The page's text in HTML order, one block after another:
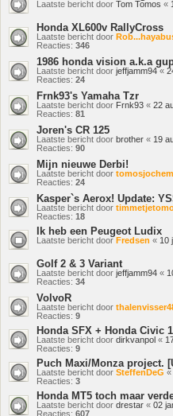
Laatste bericht door Tom Tomos «
Honda XL600v RallyCross
Laatste bericht door
Reacties: 346
1986 honda vision a.k.a
Laatste bericht door jeffjamm94«
Reacties: 24
Frnk93's Yamaha Tzr
Laatste bericht door Frnk93 « 22
Reacties: 81
Joren's CR 125
Laatste bericht door brother « 19
Reacties: 90
Mijn nieuwe Derbi!
Laatste bericht door tomosjochem
Reacties: 24
Kasper`s Aerox! Update:
Laatste bericht door
Reacties: 18
Ik heb een Peugeot Ludix
Laatste bericht doorFredsen « 10
Golf 2 & 3 Variant
Laatste bericht door jeffjamm94 «
Reacties: 34
VolvoR
Laatste bericht door
Reacties: 9
Honda SFX + Honda Civic
Laatste bericht door dirkvanpol «
Reacties: 9
Puch Maxi/Monza project.
Laatste bericht door SteffenDeG «
Reacties: 3
Honda MT5 toch maar
Laatste bericht door drestar « 02
Reacties: 607